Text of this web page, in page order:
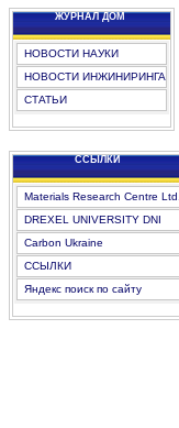
ЖУРНАЛ ДОМ
НОВОСТИ НАУКИ
НОВОСТИ ИНЖИНИРИНГА
СТАТЬИ
CCЫЛКИ
Materials Research Centre Ltd.
DREXEL UNIVERSITY DNI
Carbon Ukraine
ССЫЛКИ
Яндекс поиск по сайту